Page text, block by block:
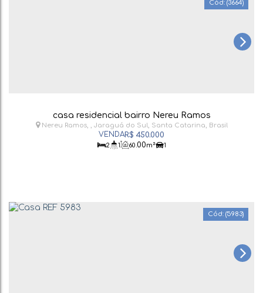
(3664)
casa residencial bairro Nereu Ramos
R$ 450.000
Nereu Ramos , Jaraguá do Sul, Santa Catarina, Brasil
2 1 60 .00m² 1
(5983)